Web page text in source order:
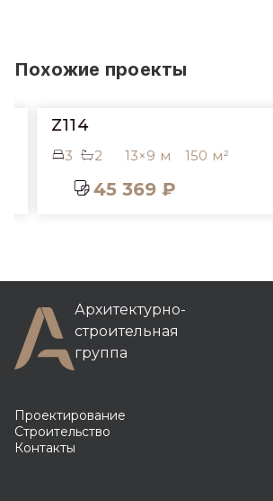
Похожие проекты
Z114
3 2 13×9 м 150 м²
45 369 ₽
Архитектурно-
строительная
группа
Проектирование
Строительство
Контакты